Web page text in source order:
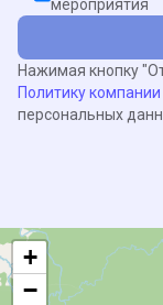
мероприятия
Нажимая кнопку
Политику компании
персональных
+
−